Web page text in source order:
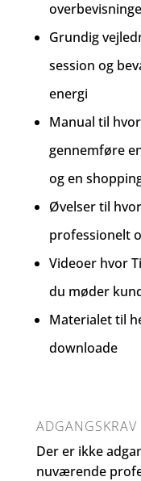
Grundig
session og
energi
Manual til
gennemføre
og en
Øvelser til
professionelt
Videoer hvor
du møder
Materialet til
downloade
Der er ikke
nuværende